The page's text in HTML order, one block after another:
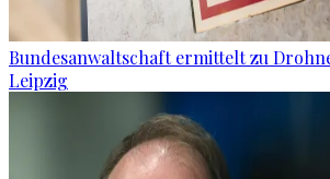
Bundesanwaltschaft ermittelt zu
Leipzig